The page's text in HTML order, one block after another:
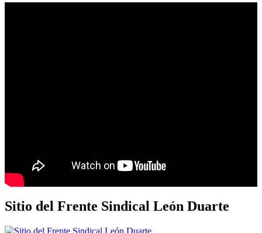
Sitio del Frente Sindical León Duarte